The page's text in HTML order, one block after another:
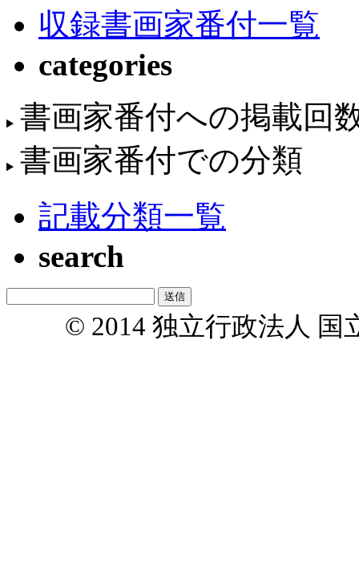
収録書画家番付一覧
categories
書画家番付への掲載回
書画家番付での分類
記載分類一覧
search
© 2014 独立行政法人 国